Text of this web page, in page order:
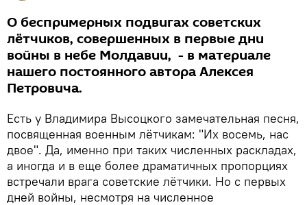
О беспримерных подвигах советских
лётчиков, совершенных в первые дни
войны в небе Молдавии, - в материале
нашего постоянного автора Алексея
Петровича.
Есть у Владимира Высоцкого замечательная песня,
посвященная военным лётчикам: "Их восемь, нас
двое". Да, именно при таких численных раскладах,
а иногда и в еще более драматичных пропорциях
встречали врага советские лётчики. Но с первых
дней войны, несмотря на численное